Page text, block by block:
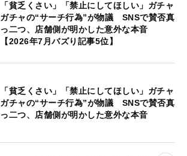
「貧乏くさい」「禁止にしてほしい」ガチャ
ガチャの“サーチ行為”が物議 SNSで賛否真
っ二つ、店舗側が明かした意外な本音
【2026年7月バズり記事5位】
「貧乏くさい」「禁止にしてほしい」ガチャ
ガチャの“サーチ行為”が物議 SNSで賛否真
っ二つ、店舗側が明かした意外な本音